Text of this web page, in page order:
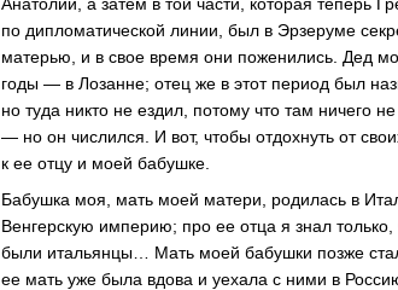
по дипломатической линии, был в Эрзеруме
матерью, и в свое время они поженились. Дед
годы — в Лозанне; отец же в этот период был
но туда никто не ездил, потому что там ничего
— но он числился. И вот, чтобы отдохнуть от
к ее отцу и моей бабушке.
Бабушка моя, мать моей матери, родилась в
Венгерскую империю; про ее отца я знал
были итальянцы… Мать моей бабушки позже
ее мать уже была вдова и уехала с ними в